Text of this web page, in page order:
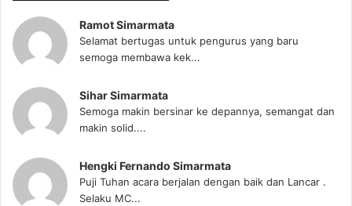
Ramot Simarmata
Selamat bertugas untuk pengurus yang baru
semoga membawa kek...
Sihar Simarmata
Semoga makin bersinar ke depannya, semangat dan
makin solid....
Hengki Fernando Simarmata
Puji Tuhan acara berjalan dengan baik dan Lancar .
Selaku MC...